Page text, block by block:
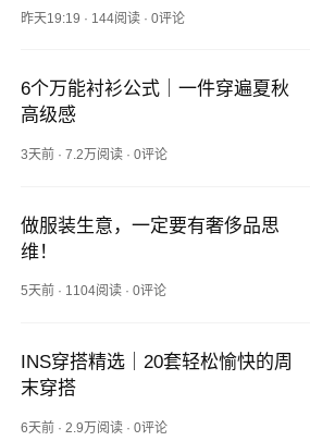
昨天19:19 · 144阅读 ·0评论
6个万能衬衫公式｜一件穿遍夏秋
高级感
3天前 ·7.2万阅读 ·0评论
做服装生意，一定要有奢侈品思
维！
5天前 · 1104阅读 ·0评论
INS穿搭精选｜20套轻松愉快的周
末穿搭
6天前 · 2.9万阅读 ·0评论